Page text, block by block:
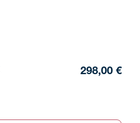
298,00 €